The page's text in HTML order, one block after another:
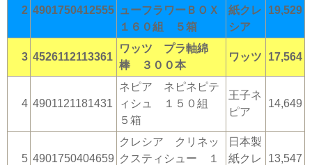
2 4901750412555 ューフラワーＢＯＸ
１６０組 ５箱
紙クレ
シア
19,529
3 4526112113361
ワッツ プラ軸綿
棒 ３００本
ワッツ 17,564
4 4901121181431
ネピア ネピネピテ
ィシュ １５０組
５箱
王子ネ
ピア
14,649
5 4901750404659
クレシア クリネッ
クスティシュー １
日本製
紙クレ
13,547